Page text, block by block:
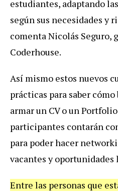
estudiantes, adaptando
según sus necesidades y
comenta Nicolás Seguro,
Coderhouse.
Así mismo estos nuevos
prácticas para saber
armar un CV o un
participantes contarán
para poder hacer
vacantes y oportunidades
Entre las personas que